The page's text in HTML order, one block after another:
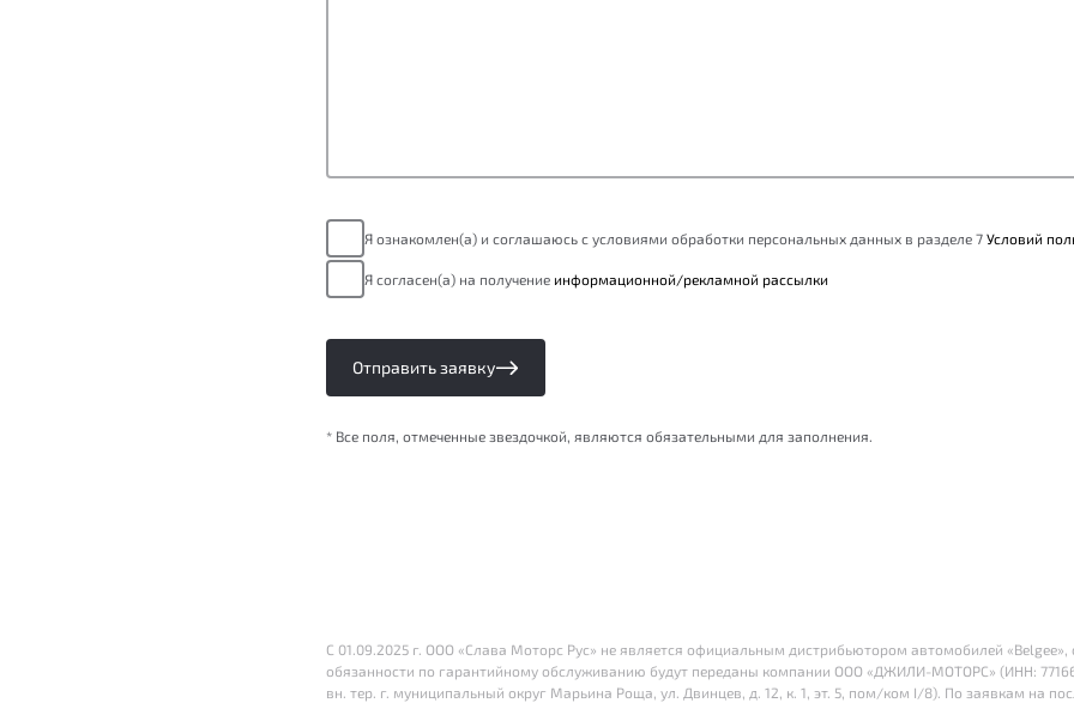
Я ознакомлен(а) и соглашаюсь с условиями обработки персональных данных в разделе 7 Условий
Я согласен(а) на получение информационной/рекламной рассылки
Отправить заявку
* Все поля, отмеченные звездочкой, являются обязательными для заполнения.
С 01.09.2025 г. ООО «Слава Моторс Рус» не является официальным дистрибьютором автомобилей «Belgee»,
обязанности по гарантийному обслуживанию будут переданы компании ООО «ДЖИЛИ-МОТОРС» (ИНН:
вн. тер. г. муниципальный округ Марьина Роща, ул. Двинцев, д. 12, к. 1, эт. 5, пом/ком I/8). По заявкам на